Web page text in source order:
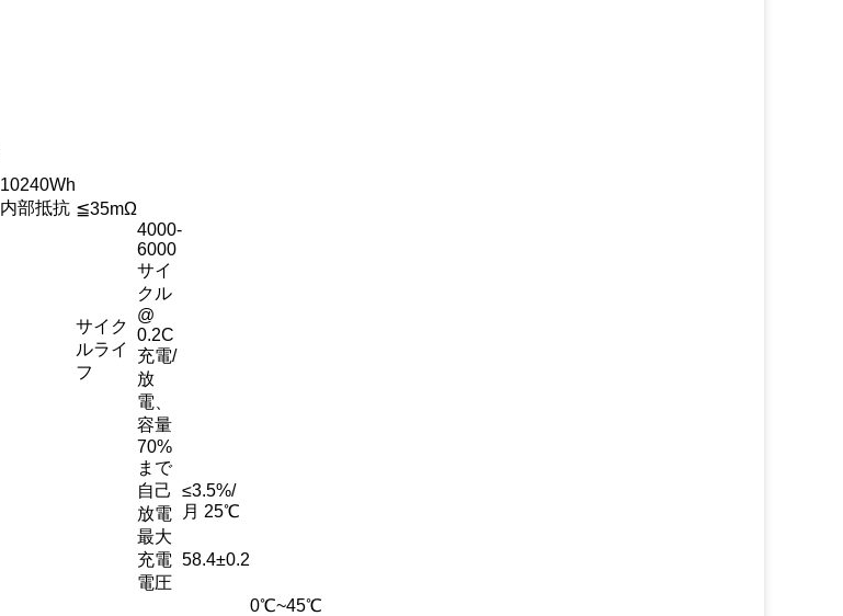
10240Wh
内部抵抗 ≦35mΩ
サイク
ルライ
フ
4000-
6000
サイ
クル
@
0.2C
充電/
放
電、
容量
70%
まで
自己
放電
≤3.5%/
月 25℃
最大
充電
電圧
58.4±0.2
0℃~45℃